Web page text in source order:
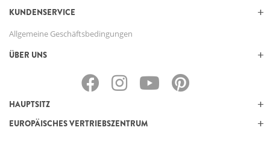
KUNDENSERVICE
Allgemeine Geschäftsbedingungen
ÜBER UNS
HAUPTSITZ
EUROPÄISCHES VERTRIEBSZENTRUM